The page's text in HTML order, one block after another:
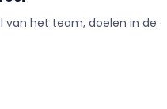
van het team, doelen in de